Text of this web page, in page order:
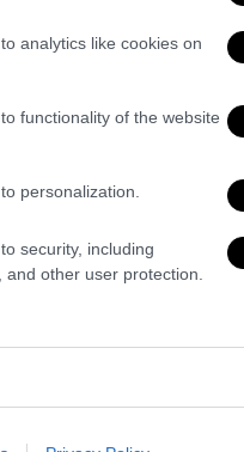
analytics like cookies on
functionality of the website
personalization.
security, including
other user protection.
Γενικό
Το
η
προσήλθε
την